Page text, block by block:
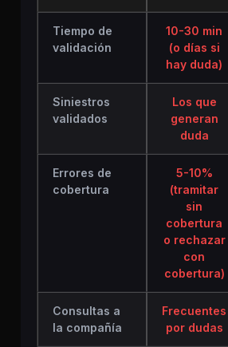
Tiempo de
validación
10-30 min
(o días si
hay duda)
Siniestros
validados
Los que
generan
duda
Errores de
cobertura
5-10%
(tramitar
sin
cobertura
o rechazar
con
cobertura)
Consultas a
la compañía
Frecuentes
por dudas